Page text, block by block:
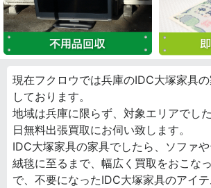
現在フクロウでは兵庫のIDC大塚家具
しております。
地域は兵庫に限らず、対象エリアでし
日無料出張買取にお伺い致します。
IDC大塚家具の家具でしたら、ソファ
絨毯に至るまで、幅広く買取をおこな
で、不要になったIDC大塚家具のアイ